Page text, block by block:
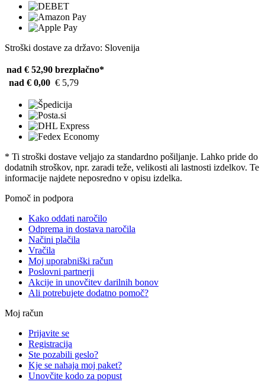
Stroški dostave za državo: Slovenija
nad € 52,90 brezplačno*
nad € 0,00 € 5,79
* Ti stroški dostave veljajo za standardno pošiljanje. Lahko pride do
dodatnih stroškov, npr. zaradi teže, velikosti ali lastnosti izdelkov. Te
informacije najdete neposredno v opisu izdelka.
Pomoč in podpora
Kako oddati naročilo
Odprema in dostava naročila
Načini plačila
Vračila
Moj uporabniški račun
Poslovni partnerji
Akcije in unovčitev darilnih bonov
Ali potrebujete dodatno pomoč?
Moj račun
Prijavite se
Registracija
Ste pozabili geslo?
Kje se nahaja moj paket?
Unovčite kodo za popust